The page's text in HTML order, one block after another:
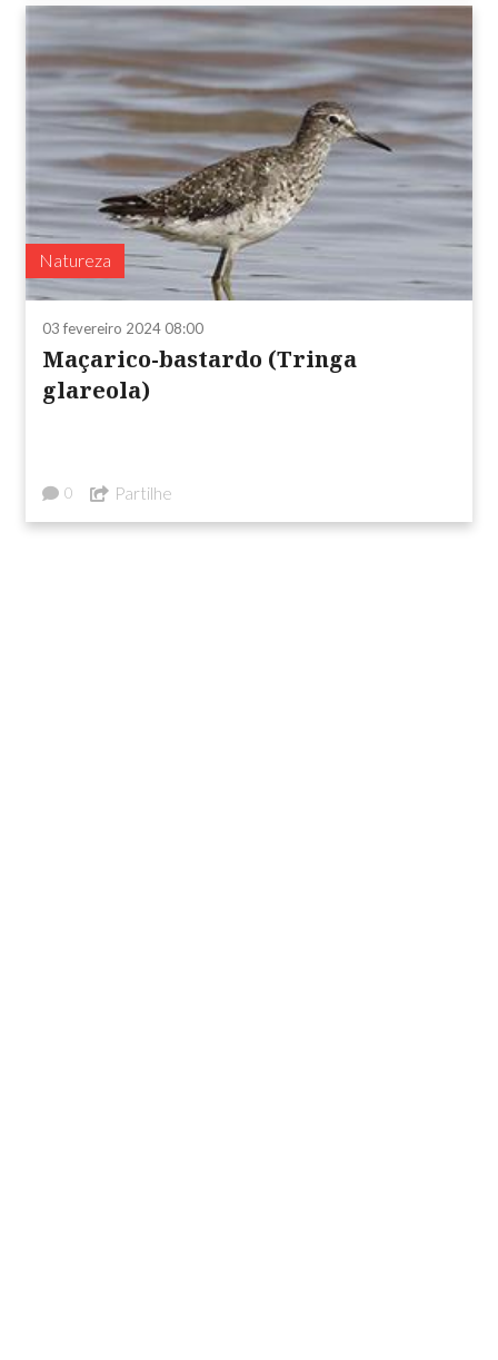
Natureza
03 fevereiro 2024 08:00
Maçarico-bastardo (Tringa
glareola)
0 Partilhe